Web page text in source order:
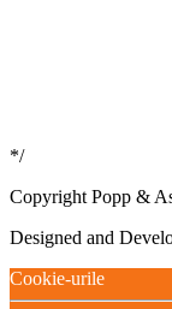
*/
Copyright Popp &
Designed and
Cookie-urile